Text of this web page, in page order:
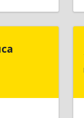
Респ,